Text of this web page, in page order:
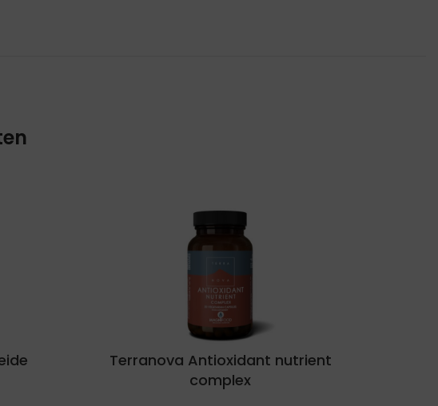
Terranova Antioxidant nutrient
complex